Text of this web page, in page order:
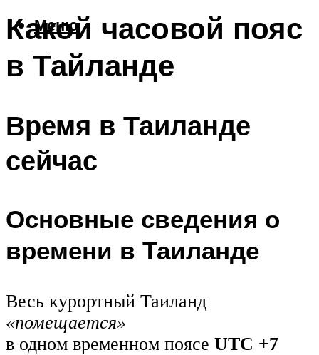
Меню
Какой часовой пояс
в Тайланде
Время в Таиланде
сейчас
Основные сведения о
времени в Таиланде
Весь курортный Таиланд
«помещается»
в одном временном поясе UTC +7